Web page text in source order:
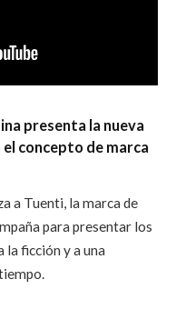
presenta la nueva
concepto de marca
a Tuenti, la marca de
para presentar los
la ficción y a una